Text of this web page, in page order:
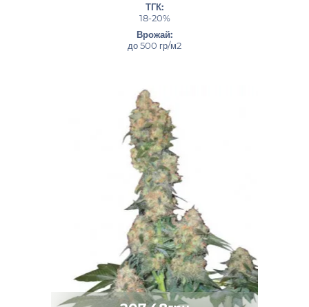
ТГК:
18-20%
Врожай:
до 500 гр/м2